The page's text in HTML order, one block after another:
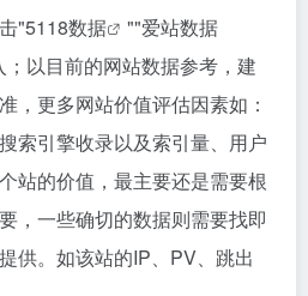
"5118数据 ""爱站数据
；以目前的网站数据参考，建
，更多网站价值评估因素如：
索引擎收录以及索引量、用户
站的价值，最主要还是需要根
，一些确切的数据则需要找即
供。如该站的IP、PV、跳出